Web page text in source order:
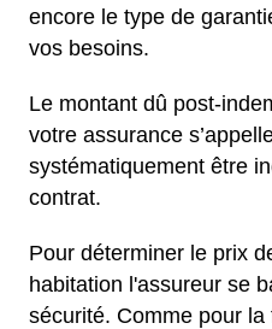
encore le type de
vos besoins.
Le montant dû post-
votre assurance
systématiquement être
contrat.
Pour déterminer le prix
habitation l'assureur se
sécurité. Comme pour